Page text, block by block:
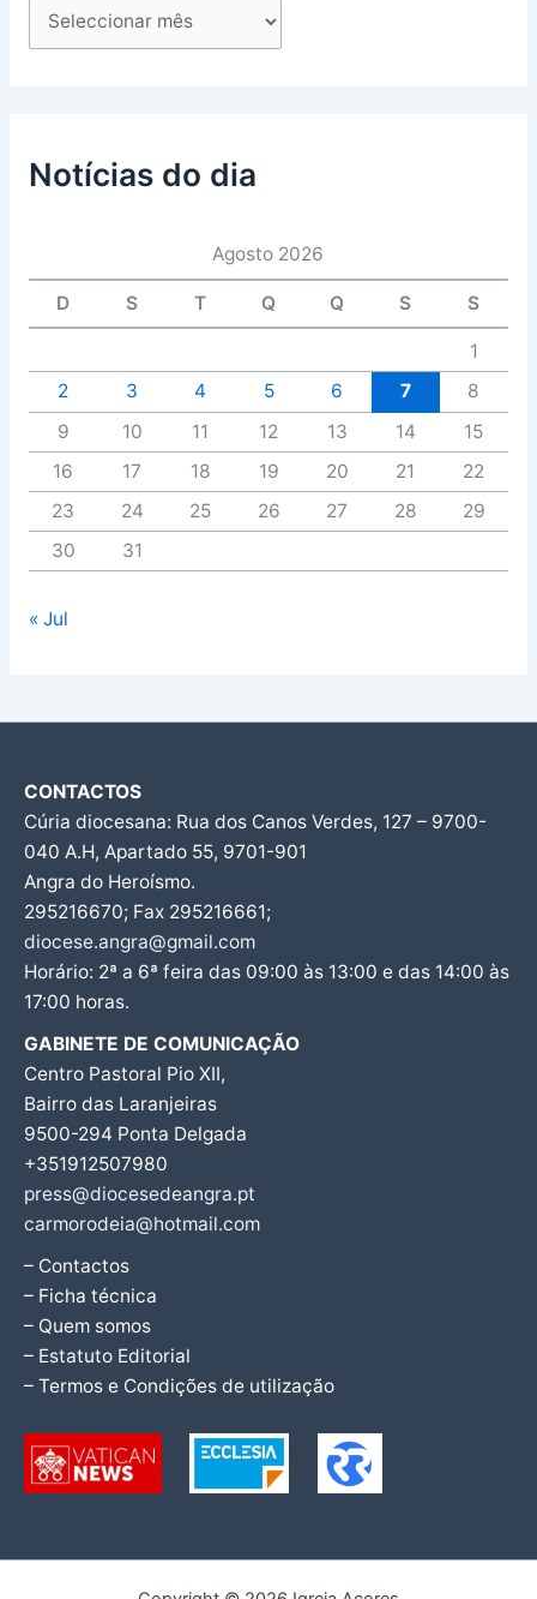
Notícias do dia
Agosto 2026
D S T Q Q S S
1
2
3 4 5 6 7
8
9
10 11 12 13 14
15
16
17 18 19 20 21
22
23
24 25 26 27 28
29
30
31
« Jul
CONTACTOS
Cúria diocesana: Rua dos Canos Verdes, 127 – 9700-
040 A.H, Apartado 55, 9701-901
Angra do Heroísmo.
295216670; Fax 295216661;
diocese.angra@gmail.com
Horário: 2ª a 6ª feira das 09:00 às 13:00 e das 14:00 às
17:00 horas.
GABINETE DE COMUNICAÇÃO
Centro Pastoral Pio XII,
Bairro das Laranjeiras
9500-294 Ponta Delgada
+351912507980
press@diocesedeangra.pt
carmorodeia@hotmail.com
– Contactos
– Ficha técnica
– Quem somos
– Estatuto Editorial
– Termos e Condições de utilização